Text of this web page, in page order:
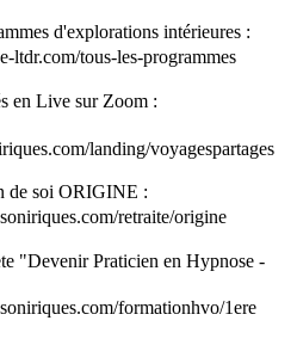
d'explorations intérieures :
ltdr.com/tous-les-programmes
en Live sur Zoom :
landing/voyagespartages
de soi ORIGINE :
retraite/origine
"Devenir Praticien en Hypnose -
formationhvo/1ere